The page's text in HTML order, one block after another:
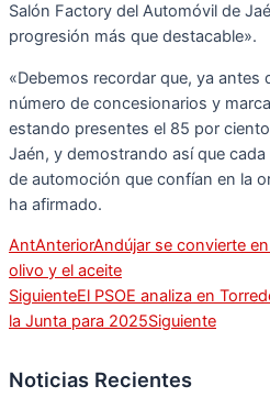
Salón Factory del Automóvil de
progresión más que destacable».
«Debemos recordar que, ya antes
número de concesionarios y
estando presentes el 85 por
Jaén, y demostrando así que
de automoción que confían en la
ha afirmado.
AntAnteriorAndújar se convierte
olivo y el aceite
SiguienteEl PSOE analiza en
la Junta para 2025Siguiente
Noticias Recientes